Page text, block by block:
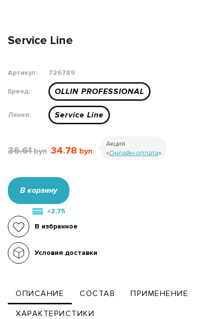
Service Line
Артикул: 726789
Бренд: OLLIN PROFESSIONAL
Линия: Service Line
36.61 34.78
Акция
«Онлайн-оплата»
В корзину
+2.75
В избранное
Условия доставки
ОПИСАНИЕ СОСТАВ ПРИМЕНЕНИЕ
ХАРАКТЕРИСТИКИ